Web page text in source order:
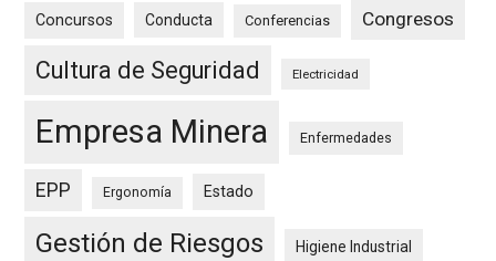
Concursos Conducta Conferencias Congresos
Cultura de Seguridad Electricidad
Empresa Minera Enfermedades
EPP Ergonomía Estado
Gestión de Riesgos Higiene Industrial